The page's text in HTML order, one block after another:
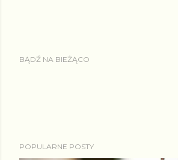
BĄDŹ NA BIEŻĄCO
POPULARNE POSTY